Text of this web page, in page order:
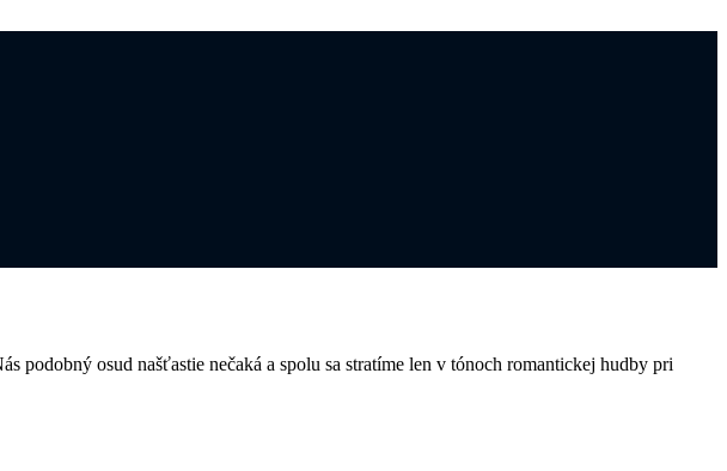
podobný osud našťastie nečaká a spolu sa stratíme len v tónoch romantickej hudby pri